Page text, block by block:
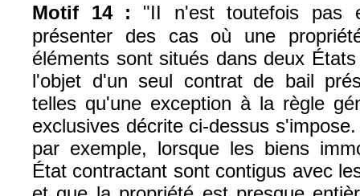
Motif 14 :
"II n'est toutefois pas
présenter des cas où une
éléments sont situés dans deux
l'objet d'un seul contrat de bail
telles qu'une exception à la règle
exclusives décrite ci-dessus
par exemple, lorsque les biens
État contractant sont contigus avec